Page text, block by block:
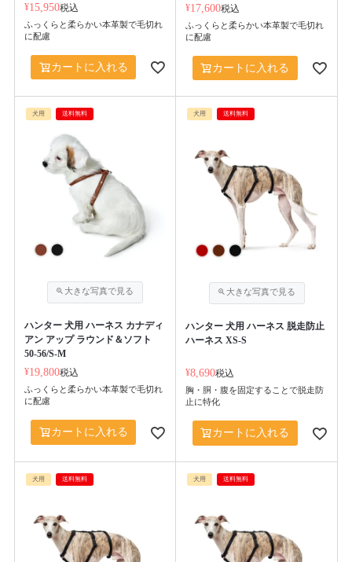
¥15,950税込
ふっくらと柔らかい本革製で毛切れ
に配慮
カートに入れる
¥17,600税込
ふっくらと柔らかい本革製で毛切れ
に配慮
カートに入れる
犬用 送料無料
ハンター 犬用 ハーネス カナディ
アン アップ ラウンド＆ソフト
50-56/S-M
¥19,800税込
ふっくらと柔らかい本革製で毛切れ
に配慮
カートに入れる
犬用 送料無料
ハンター 犬用 ハーネス 脱走防止
ハーネス XS-S
¥8,690税込
胸・胴・腹を固定することで脱走防
止に特化
カートに入れる
犬用 送料無料 犬用 送料無料